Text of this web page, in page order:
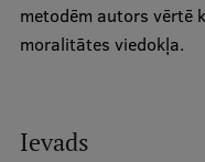
metodēm autors vērtē
moralitātes viedokļa.
Ievads